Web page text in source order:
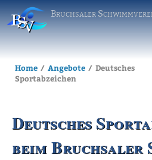
Bruchsaler
Home Angebote
Deutsches
Sportabzeichen
Deutsches
beim Bruchsaler